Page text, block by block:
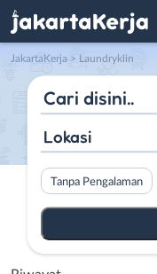
JakartaKerja > Laundryklin
Lokasi
Tanpa Pengalaman